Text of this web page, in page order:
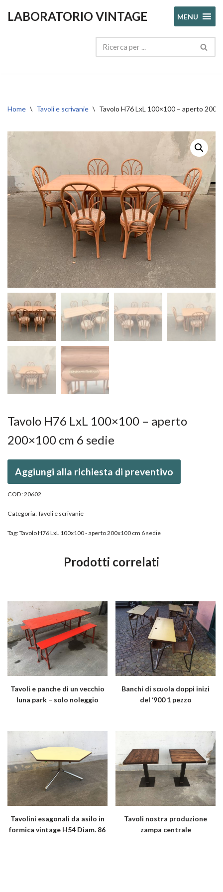
LABORATORIO VINTAGE MENU
Home \ Tavoli e scrivanie \ Tavolo H76 LxL 100×100 – aperto
Tavolo H76 LxL 100×100 – aperto
200×100 cm 6 sedie
Aggiungi alla richiesta di preventivo
COD:20602
Categoria:Tavoli e scrivanie
Tag:Tavolo H76 LxL 100x100 - aperto 200x100 cm 6 sedie
Prodotti correlati
Tavoli e panche di un vecchio
luna park – solo noleggio
Banchi di scuola doppi inizi
del ‘900 1 pezzo
Tavolini esagonali da asilo in
formica vintage H54 Diam. 86
Tavoli nostra produzione
zampa centrale